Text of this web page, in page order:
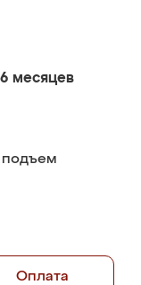
месяцев
подъем
Оплата